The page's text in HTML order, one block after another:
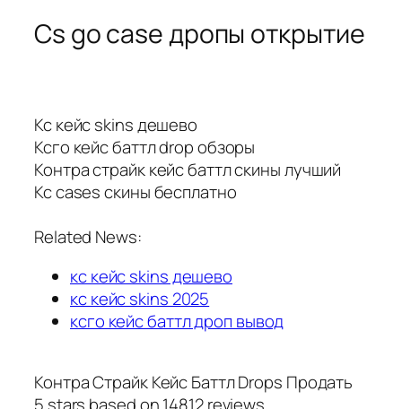
Cs go case дропы открытие
Кс кейс skins дешево
Ксго кейс баттл drop обзоры
Контра страйк кейс баттл скины лучший
Кс cases скины бесплатно
Related News:
кс кейс skins дешево
кс кейс skins 2025
ксго кейс баттл дроп вывод
Контра Страйк Кейс Баттл Drops Продать